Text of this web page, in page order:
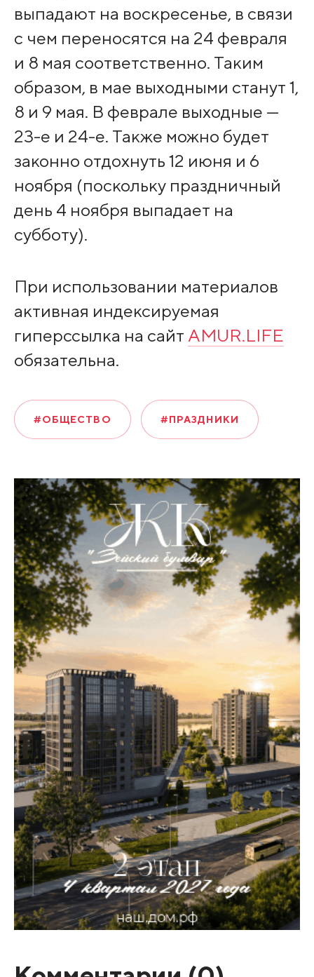
выпадают на воскресенье, в связи
с чем переносятся на 24 февраля
и 8 мая соответственно. Таким
образом, в мае выходными станут 1,
8 и 9 мая. В феврале выходные —
23-е и 24-е. Также можно будет
законно отдохнуть 12 июня и 6
ноября (поскольку праздничный
день 4 ноября выпадает на
субботу).
При использовании материалов
активная индексируемая
гиперссылка на сайт AMUR.LIFE
обязательна.
#ОБЩЕСТВО #ПРАЗДНИКИ